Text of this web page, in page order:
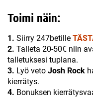
Toimi näin:
1. Siirry 247betille
2. Talleta 20-50€ niin
talletuksesi tuplana.
3. Lyö veto Josh Rock
kierrätys.
4. Bonuksen